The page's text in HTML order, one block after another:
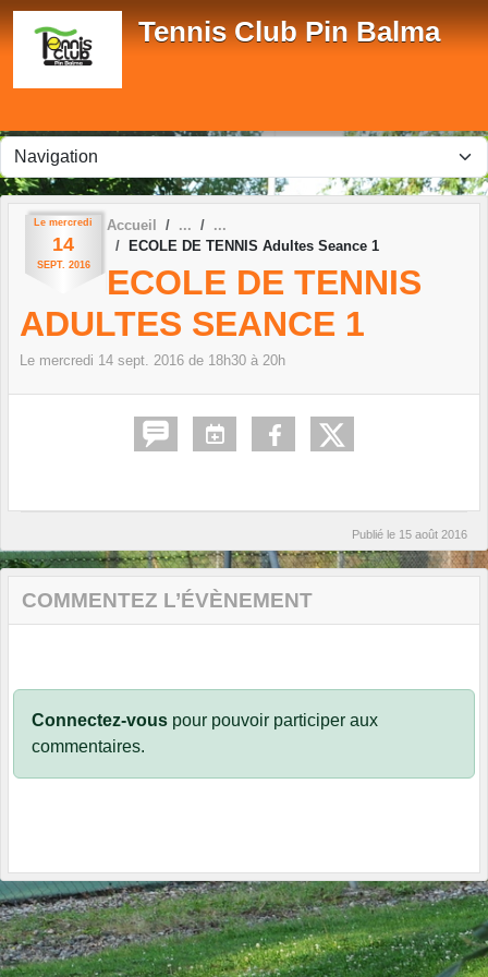
Tennis Club Pin Balma
Le mercredi
14
SEPT. 2016
Accueil
ECOLE DE TENNIS Adultes Seance 1
ECOLE DE TENNIS
ADULTES SEANCE 1
Le mercredi 14 sept. 2016 de 18h30 à 20h
Publié le 15 août 2016
COMMENTEZ L’ÉVÈNEMENT
Connectez-vous pour pouvoir participer aux
commentaires.
Panneau de gestion des cookies